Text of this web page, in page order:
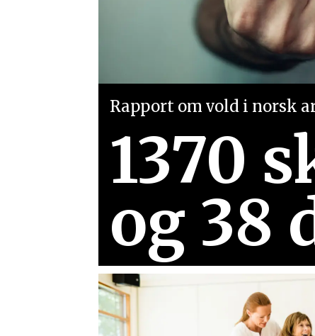
Rapport om vold i norsk
1370
og 38